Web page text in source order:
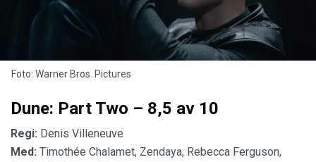
Foto: Warner Bros. Pictures
Dune: Part Two – 8,5 av 10
Regi: Denis Villeneuve
Med: Timothée Chalamet, Zendaya, Rebecca Ferguson,